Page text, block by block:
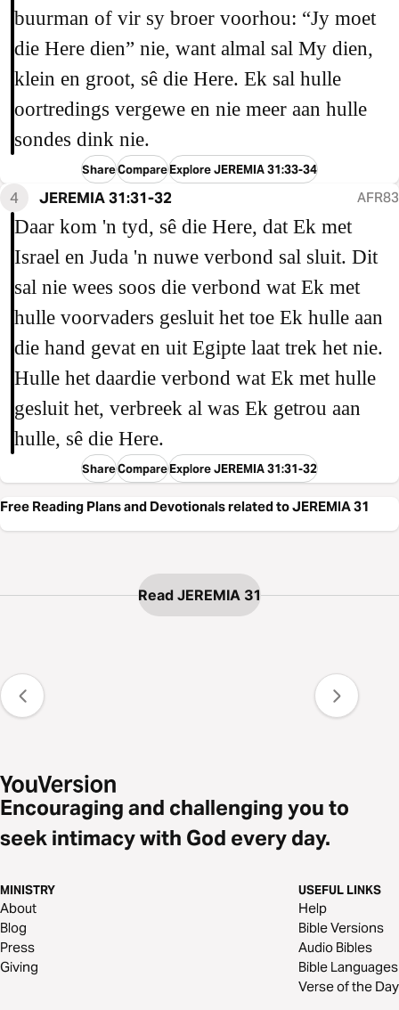
buurman of vir sy broer voorhou: “Jy moet
die Here dien” nie, want almal sal My dien,
klein en groot, sê die Here. Ek sal hulle
oortredings vergewe en nie meer aan hulle
sondes dink nie.
ShareCompareExplore JEREMIA 31:33-34
4 JEREMIA 31:31-32 AFR83
Daar kom 'n tyd, sê die Here, dat Ek met
Israel en Juda 'n nuwe verbond sal sluit. Dit
sal nie wees soos die verbond wat Ek met
hulle voorvaders gesluit het toe Ek hulle aan
die hand gevat en uit Egipte laat trek het nie.
Hulle het daardie verbond wat Ek met hulle
gesluit het, verbreek al was Ek getrou aan
hulle, sê die Here.
ShareCompareExplore JEREMIA 31:31-32
Free Reading Plans and Devotionals related to JEREMIA 31
Read JEREMIA 31
Encouraging and challenging you to
seek intimacy with God every day.
MINISTRY
About
Blog
Press
Giving
USEFUL LINKS
Help
Bible Versions
Audio Bibles
Bible Languages
Verse of the Day